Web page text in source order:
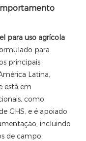
para uso agrícola
para
principais
Latina,
está em
como
GHS, e é apoiado
incluindo
de campo.